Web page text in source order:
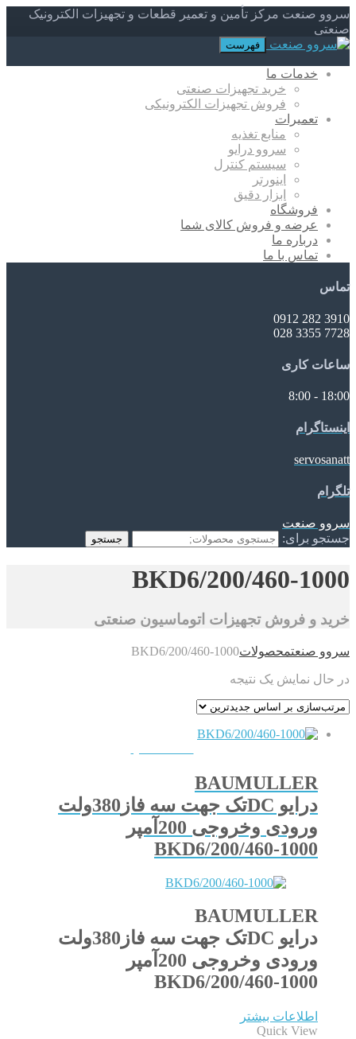
سروو صنعت مرکز تأمین و تعمیر قطعات و تجهیزات الکترونیک
صنعتی
فهرست
خدمات ما
خرید تجهیزات صنعتی
فروش تجهیزات الکترونیکی
تعمیرات
منابع تغذیه
سروو درایو
سیستم کنترل
اینورتر
ابزار دقیق
فروشگاه
عرضه و فروش کالای شما
درباره ما
تماس با ما
تماس
3910 282 0912
7728 3355 028
ساعات کاری
18:00 - 8:00
اینستاگرام
servosanatt
تلگرام
سروو صنعت
جستجو برای:
جستجو
BKD6/200/460-1000
خرید و فروش تجهیزات اتوماسیون صنعتی
سروو صنعتمحصولاتBKD6/200/460-1000
در حال نمایش یک نتیجه
BAUMULLER
درایو DCتک جهت سه فاز380ولت
ورودی وخروجی 200آمپر
BKD6/200/460-1000
BAUMULLER
درایو DCتک جهت سه فاز380ولت
ورودی وخروجی 200آمپر
BKD6/200/460-1000
اطلاعات بیشتر
Quick View